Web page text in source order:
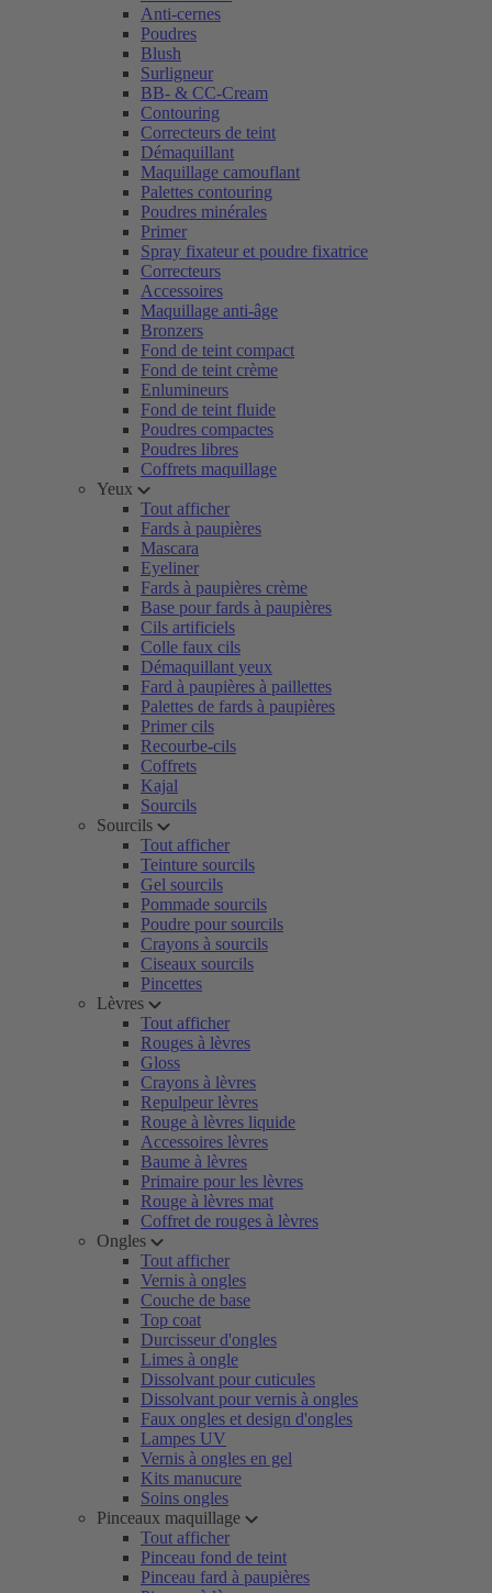
Anti-cernes
Poudres
Blush
Surligneur
BB- & CC-Cream
Contouring
Correcteurs de teint
Démaquillant
Maquillage camouflant
Palettes contouring
Poudres minérales
Primer
Spray fixateur et poudre fixatrice
Correcteurs
Accessoires
Maquillage anti-âge
Bronzers
Fond de teint compact
Fond de teint crème
Enlumineurs
Fond de teint fluide
Poudres compactes
Poudres libres
Coffrets maquillage
Yeux
Tout afficher
Fards à paupières
Mascara
Eyeliner
Fards à paupières crème
Base pour fards à paupières
Cils artificiels
Colle faux cils
Démaquillant yeux
Fard à paupières à paillettes
Palettes de fards à paupières
Primer cils
Recourbe-cils
Coffrets
Kajal
Sourcils
Sourcils
Tout afficher
Teinture sourcils
Gel sourcils
Pommade sourcils
Poudre pour sourcils
Crayons à sourcils
Ciseaux sourcils
Pincettes
Lèvres
Tout afficher
Rouges à lèvres
Gloss
Crayons à lèvres
Repulpeur lèvres
Rouge à lèvres liquide
Accessoires lèvres
Baume à lèvres
Primaire pour les lèvres
Rouge à lèvres mat
Coffret de rouges à lèvres
Ongles
Tout afficher
Vernis à ongles
Couche de base
Top coat
Durcisseur d'ongles
Limes à ongle
Dissolvant pour cuticules
Dissolvant pour vernis à ongles
Faux ongles et design d'ongles
Lampes UV
Vernis à ongles en gel
Kits manucure
Soins ongles
Pinceaux maquillage
Tout afficher
Pinceau fond de teint
Pinceau fard à paupières